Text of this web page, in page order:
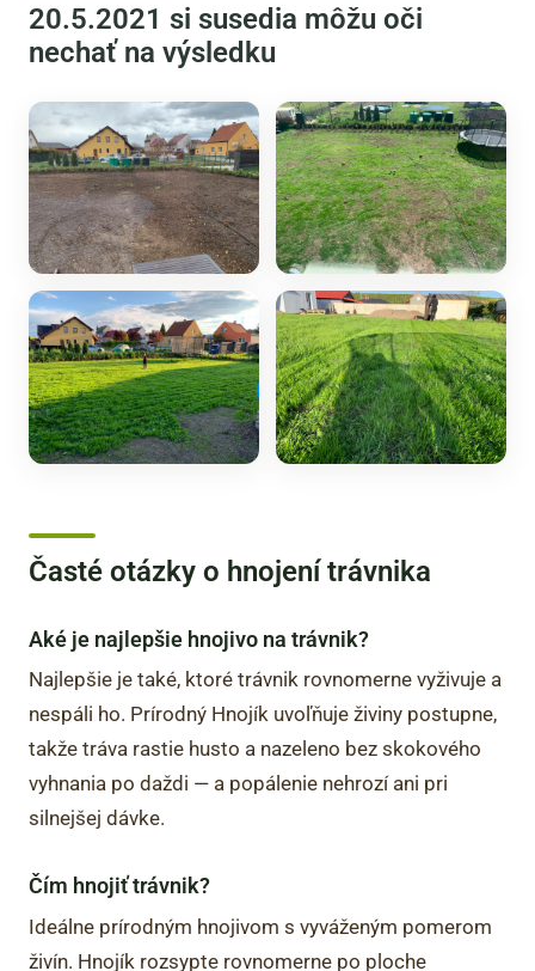
20.5.2021 si susedia môžu oči
nechať na výsledku
Časté otázky o hnojení trávnika
Aké je najlepšie hnojivo na trávnik?
Najlepšie je také, ktoré trávnik rovnomerne vyživuje a
nespáli ho. Prírodný Hnojík uvoľňuje živiny postupne,
takže tráva rastie husto a nazeleno bez skokového
vyhnania po daždi — a popálenie nehrozí ani pri
silnejšej dávke.
Čím hnojiť trávnik?
Ideálne prírodným hnojivom s vyváženým pomerom
živín. Hnojík rozsypte rovnomerne po ploche